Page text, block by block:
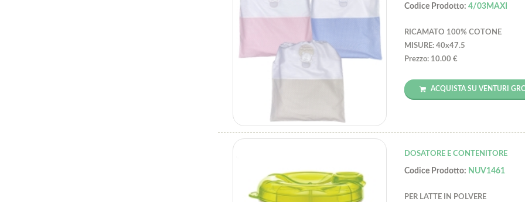
Codice Prodotto:4/03MAXI
RICAMATO 100% COTONE
MISURE: 40x47.5
Prezzo: 10.00 €
ACQUISTA SU VENTURI
DOSATORE E CONTENITORE
Codice Prodotto: NUV1461
PER LATTE IN POLVERE